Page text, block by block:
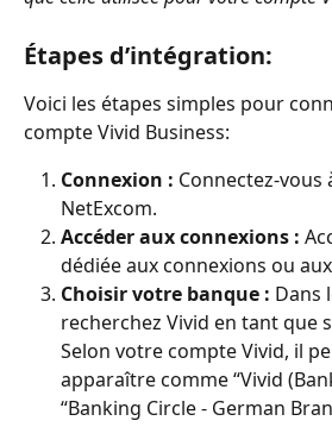
Étapes d’intégration:
Voici les étapes simples pour
compte Vivid Business:
Connexion : Connectez-
NetExcom.
Accéder aux connexions :
dédiée aux connexions ou
Choisir votre banque : Dans
recherchez Vivid en tant que
Selon votre compte Vivid, il
apparaître comme “Vivid
“Banking Circle - German